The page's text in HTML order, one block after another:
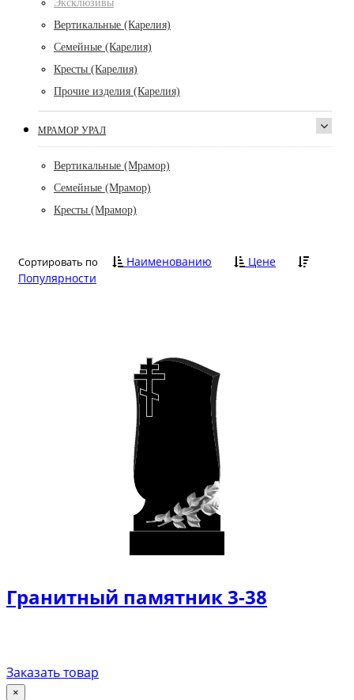
Эксклюзивы
Вертикальные (Карелия)
Семейные (Карелия)
Кресты (Карелия)
Прочие изделия (Карелия)
МРАМОР УРАЛ
Вертикальные (Мрамор)
Семейные (Мрамор)
Кресты (Мрамор)
Сортировать по Наименованию
Цене
Популярности
Гранитный памятник 3-38
Заказать товар
×